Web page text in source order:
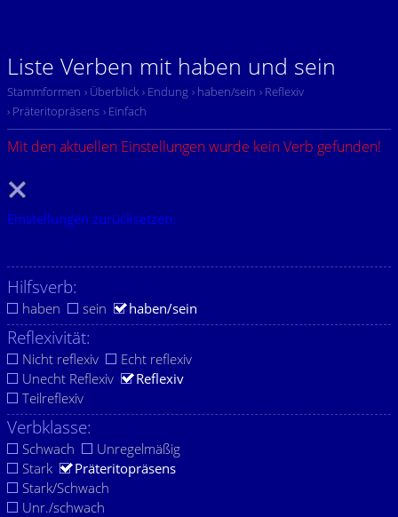
Liste Verben mit haben und sein
Stammformen › Überblick › Endung › haben/sein › Reflexiv
› Präteritopräsens › Einfach
Mit den aktuellen Einstellungen wurde kein Verb gefunden!
Einstellungen zurücksetzen.
Hilfsverb:
haben sein haben/sein
Reflexivität:
Nicht reflexiv
Echt reflexiv
Unecht Reflexiv
Reflexiv
Teilreflexiv
Verbklasse:
Schwach
Unregelmäßig
Stark
Präteritopräsens
Stark/Schwach
Unr./schwach